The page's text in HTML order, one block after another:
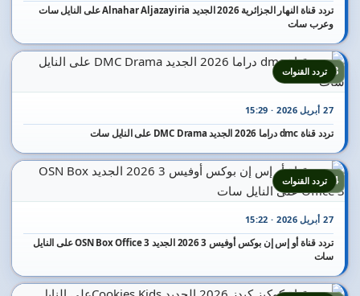
تردد قناة النهار الجزائرية 2026 الجديد Alnahar Aljazayiria على النايل سات
وعرب سات
13
27 أبريل 2026 · 15:29
تردد قناة dmc دراما 2026 الجديد DMC Drama على النايل سات
تردد القنوات
14
27 أبريل 2026 · 15:22
تردد قناة أو إس إن بوكس أوفيس 3 2026 الجديد OSN Box Office 3 على النايل
سات
تردد القنوات